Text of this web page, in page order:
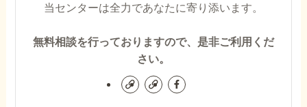
当センターは全力であなたに寄り添います。
無料相談を行っておりますので、是非ご利用くだ
さい。